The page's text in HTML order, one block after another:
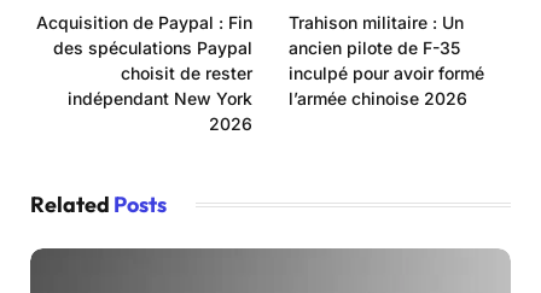
Acquisition de Paypal : Fin
des spéculations Paypal
choisit de rester
indépendant New York
2026
Trahison militaire : Un
ancien pilote de F-35
inculpé pour avoir formé
l’armée chinoise 2026
Related Posts